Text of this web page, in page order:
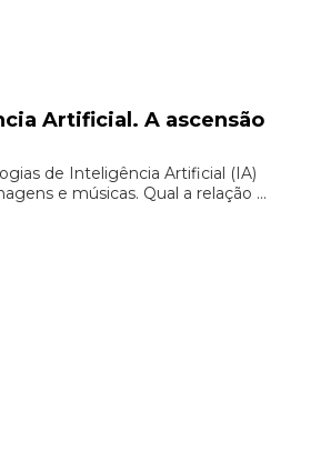
Artificial. A ascensão
de Inteligência Artificial (IA)
e músicas. Qual a relação ...